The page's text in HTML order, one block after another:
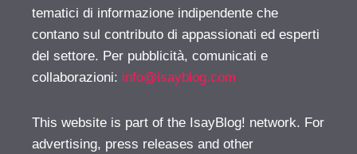
tematici di informazione indipendente che
contano sul contributo di appassionati ed esperti
del settore. Per pubblicità, comunicati e
collaborazioni: info@isayblog.com
This website is part of the IsayBlog! network. For
advertising, press releases and other